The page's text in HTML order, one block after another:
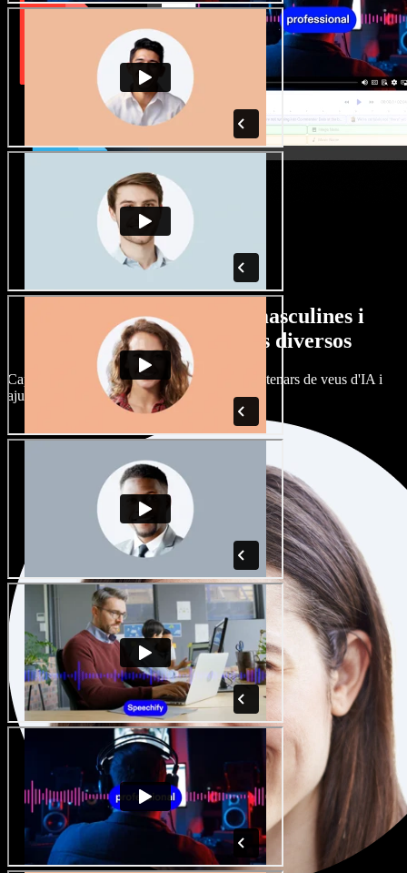
Gran varietat de veus masculines i
femenines amb accents diversos
Cap projecte ha de sonar igual. Tria entre centenars de veus d'IA i
ajusta'n l’accent.